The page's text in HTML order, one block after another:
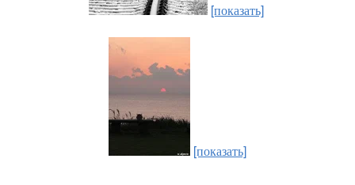
[показать]
[показать]